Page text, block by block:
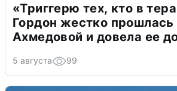
«Триггерю тех, кто в
Гордон жестко прошлась
Ахмедовой и довела ее
5 августа 99